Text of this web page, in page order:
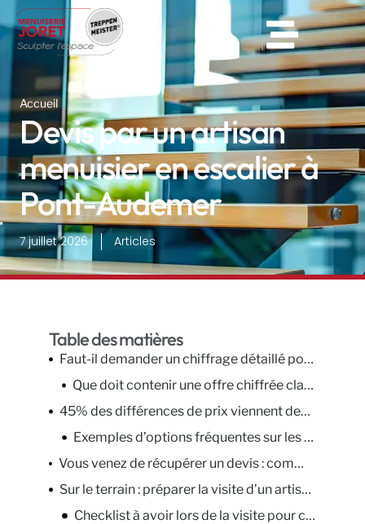
Accueil
Devis par un artisan
menuisier en escalier à
Pont-Audemer
7 juillet 2026 Articles
Table des matières
Faut-il demander un chiffrage détaillé pour un escalier sur mesure ?
Que doit contenir une offre chiffrée claire pour escalier en bois
45% des différences de prix viennent des matériaux et finitions
Exemples d’options fréquentes sur les devis de menuiserie
Vous venez de récupérer un devis : comment le comprendre techniquement ?
Sur le terrain : préparer la visite d’un artisan pour un devis précis
Checklist à avoir lors de la visite pour chiffrage